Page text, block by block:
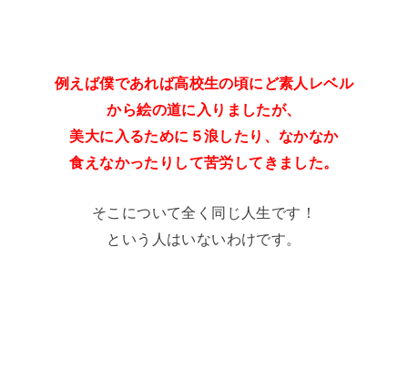
例えば僕であれば高校生の頃にど素人レベル
から絵の道に入りましたが、
美大に入るために５浪したり、なかなか
食えなかったりして苦労してきました。
そこについて全く同じ人生です！
という人はいないわけです。